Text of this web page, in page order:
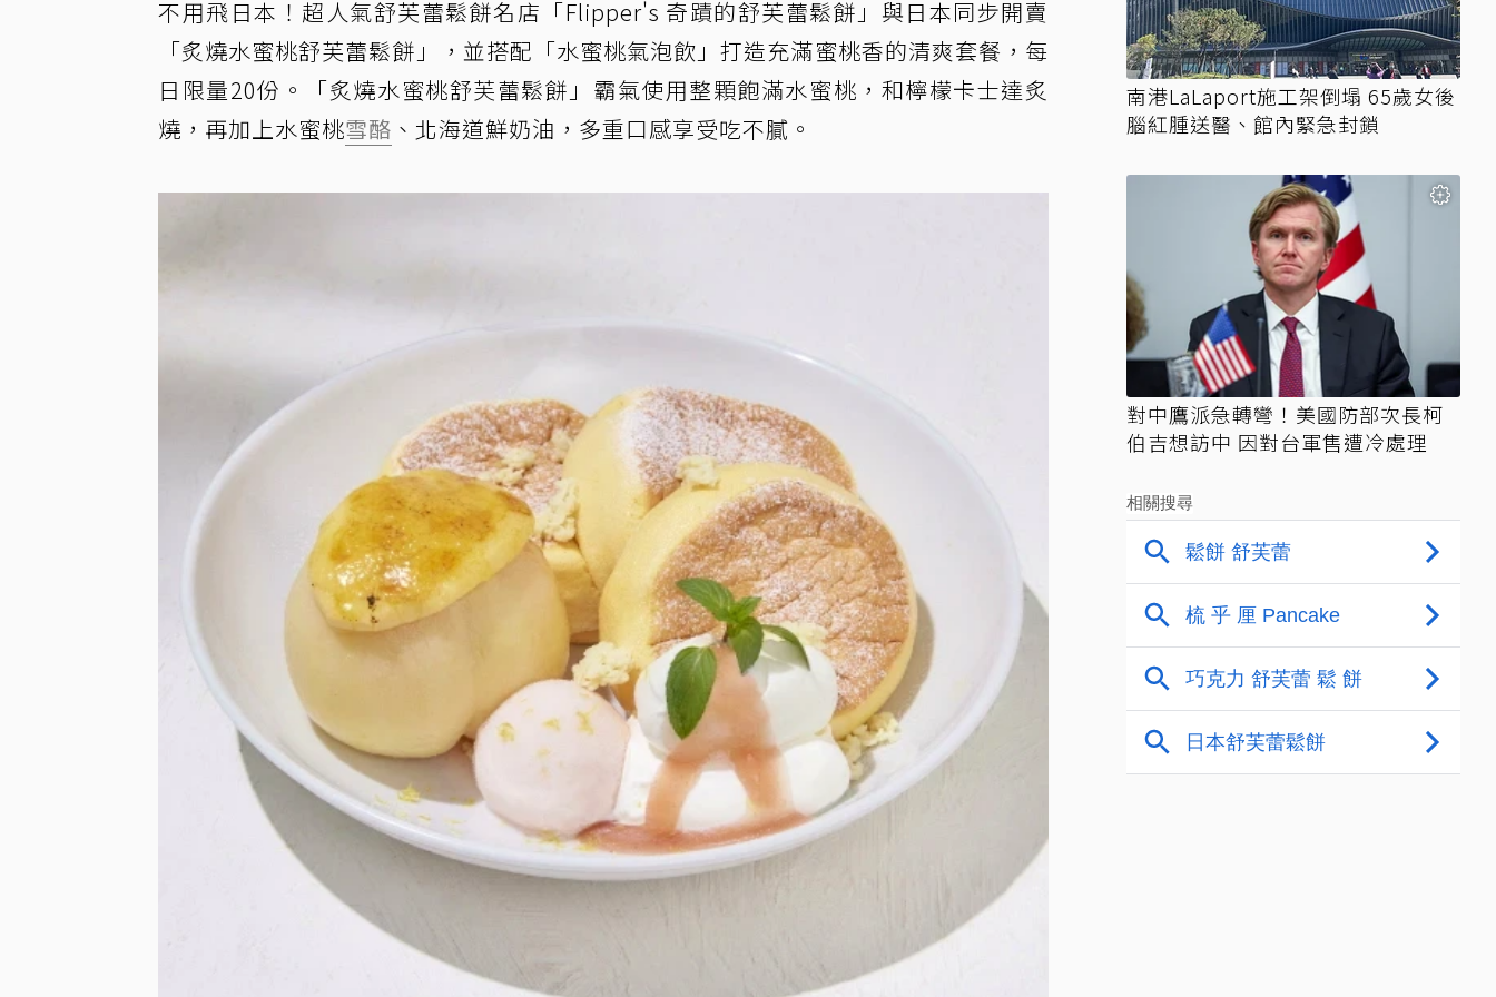
不用飛日本！超人氣舒芙蕾鬆餅名店「Flipper's 奇蹟的舒芙蕾鬆餅」與日本同步開賣
「炙燒水蜜桃舒芙蕾鬆餅」，並搭配「水蜜桃氣泡飲」打造充滿蜜桃香的清爽套餐，每
日限量20份。「炙燒水蜜桃舒芙蕾鬆餅」霸氣使用整顆飽滿水蜜桃，和檸檬卡士達炙
燒，再加上水蜜桃雪酪 、北海道鮮奶油，多重口感享受吃不膩。
南港LaLaport施工架倒塌 65歲女後
腦紅腫送醫、館內緊急封鎖
對中鷹派急轉彎！美國防部次長柯
伯吉想訪中 因對台軍售遭冷處理